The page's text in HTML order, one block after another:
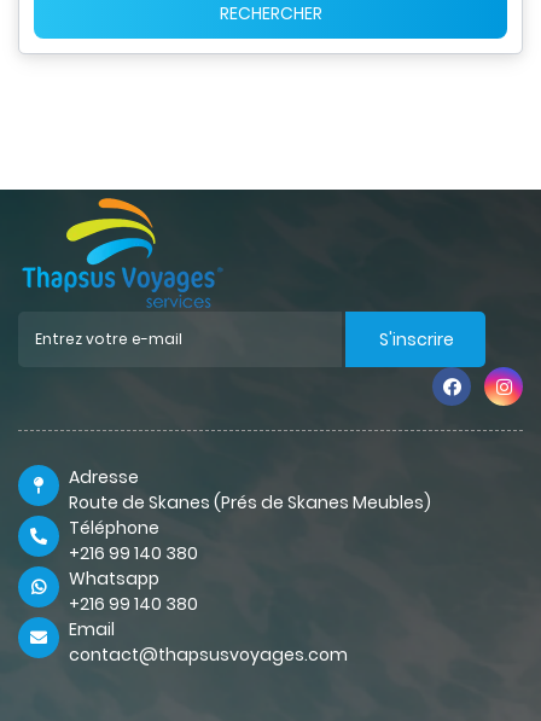
RECHERCHER
S'inscrire
Adresse
Route de Skanes (Prés de Skanes Meubles)
Téléphone
+216 99 140 380
Whatsapp
+216 99 140 380
Email
contact@thapsusvoyages.com